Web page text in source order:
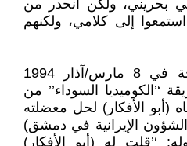
بحريني، ولكن أنحدر من
إلى كلامي، ولكنهم
وفي الرسالة ذاتها المؤرخة في 8 مارس/آذار 1994
السوداء’’ من
(أبو الأفكار) لحل معضلته
الإيرانية في دمشق)
‘’قلت له (أبو الأفكار)